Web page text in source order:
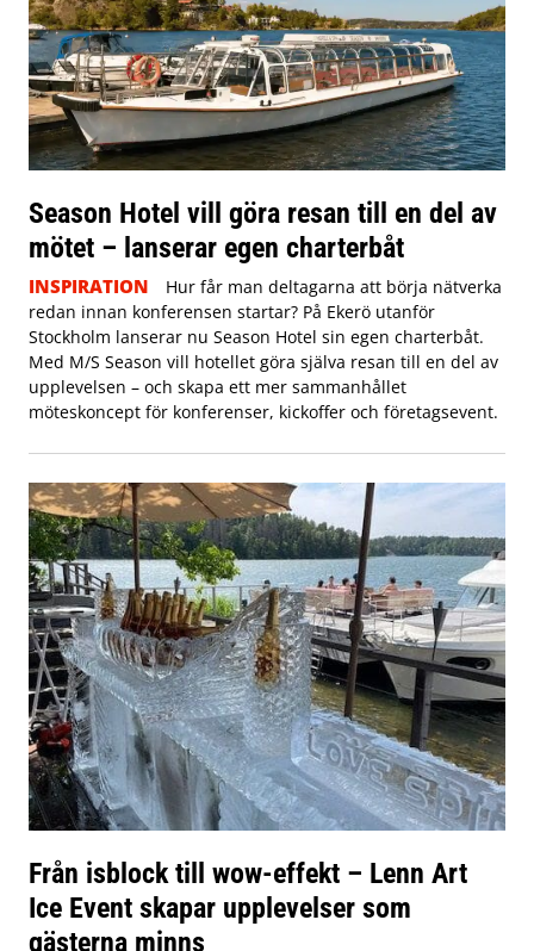
Season Hotel vill göra resan till en del av
mötet – lanserar egen charterbåt
INSPIRATION
Hur får man deltagarna att börja nätverka
redan innan konferensen startar? På Ekerö utanför
Stockholm lanserar nu Season Hotel sin egen charterbåt.
Med M/S Season vill hotellet göra själva resan till en del av
upplevelsen – och skapa ett mer sammanhållet
möteskoncept för konferenser, kickoffer och företagsevent.
Från isblock till wow-effekt – Lenn Art
Ice Event skapar upplevelser som
gästerna minns